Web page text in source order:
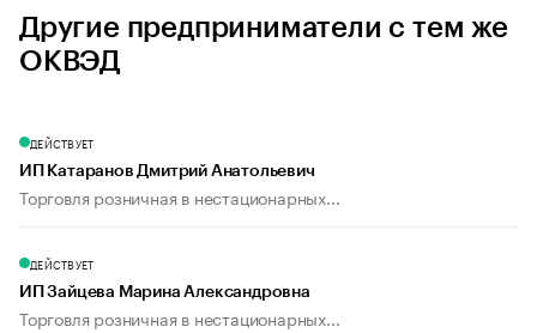
Другие предприниматели с тем же
ОКВЭД
ДЕЙСТВУЕТ
ИП Катаранов Дмитрий Анатольевич
Торговля розничная в нестационарных...
ДЕЙСТВУЕТ
ИП Зайцева Марина Александровна
Торговля розничная в нестационарных...